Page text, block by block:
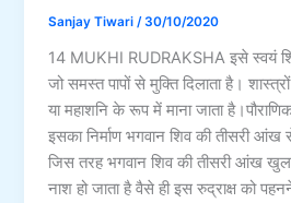
Sanjay Tiwari/30/10/2020
14 MUKHI RUDRAKSHA इसे स्वयं
जो समस्त पापों से मुक्ति दिलाता है।
या महाशनि के रूप में माना जाता
इसका निर्माण भगवान शिव की तीसरी
जिस तरह भगवान शिव की तीसरी आंख
नाश हो जाता है वैसे ही इस रुद्राक्ष को